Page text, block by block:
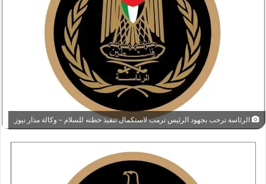
الرئاسة ترحب بجهود الرئيس ترمب لاستكمال تنفيذ خطته للسلام – وكالة مدار نيوز